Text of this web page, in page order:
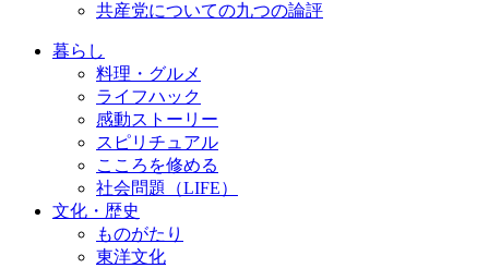
共産党についての九つの論評
暮らし
料理・グルメ
ライフハック
感動ストーリー
スピリチュアル
こころを修める
社会問題（LIFE）
文化・歴史
ものがたり
東洋文化